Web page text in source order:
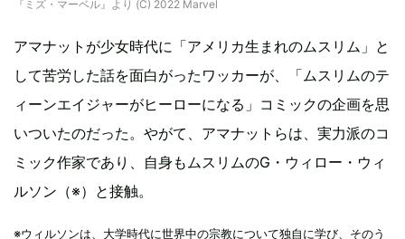
『ミズ・マーベル』より (C) 2022 Marvel
アマナットが少女時代に「アメリカ生まれのムスリム」と
して苦労した話を面白がったワッカーが、「ムスリムのテ
ィーンエイジャーがヒーローになる」コミックの企画を思
いついたのだった。やがて、アマナットらは、実力派のコ
ミック作家であり、自身もムスリムのG・ウィロー・ウィ
ルソン（※）と接触。
※ウィルソンは、大学時代に世界中の宗教について独自に学び、そのう